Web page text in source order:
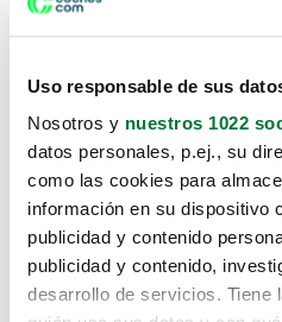
Uso responsable de sus
Nosotros y nuestros 1022
datos personales, p.ej., su
como las cookies para
información en su dispositivo
publicidad y contenido
publicidad y contenido,
desarrollo de servicios. Tiene
Lo sentimos, no
te hemos traido
Pero puedes encontrar el